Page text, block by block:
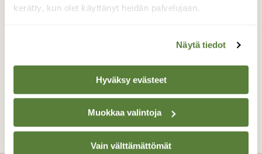
kerätty, kun olet käyttänyt heidän palvelujaan.
Näytä tiedot
Hyväksy evästeet
Muokkaa valintoja
Vain välttämättömät
Valokuvaaja: Kaarlo Asikainen, Nilsiä, Tahko
TAKAISIN LISTAAN